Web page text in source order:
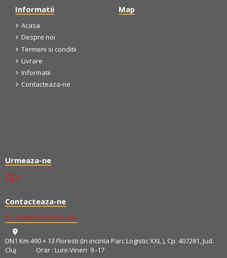
Informatii
Acasa
Despre noi
Termeni si conditii
Livrare
Informatii
Contacteaza-ne
Map
Urmeaza-ne
Contacteaza-ne
SC TRAILER POINT SRL
DN1 Km 490 + 13 Floresti (In incinta Parc Logistic XXL ), Cp. 407281, Jud.
Cluj Orar : Luni-Vineri 9 -17